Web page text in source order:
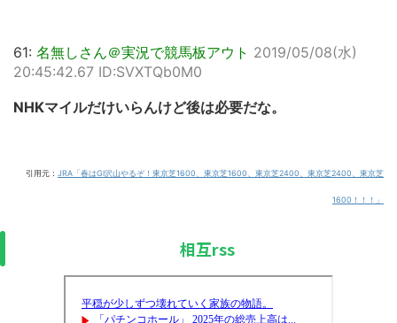
61: 名無しさん＠実況で競馬板アウト 2019/05/08(水)
20:45:42.67 ID:SVXTQb0M0
NHKマイルだけいらんけど後は必要だな。
引用元： JRA「春はGI沢山やるぞ！東京芝1600、東京芝1600、東京芝2400、東京芝2400、東京芝
1600！！！」
相互rss